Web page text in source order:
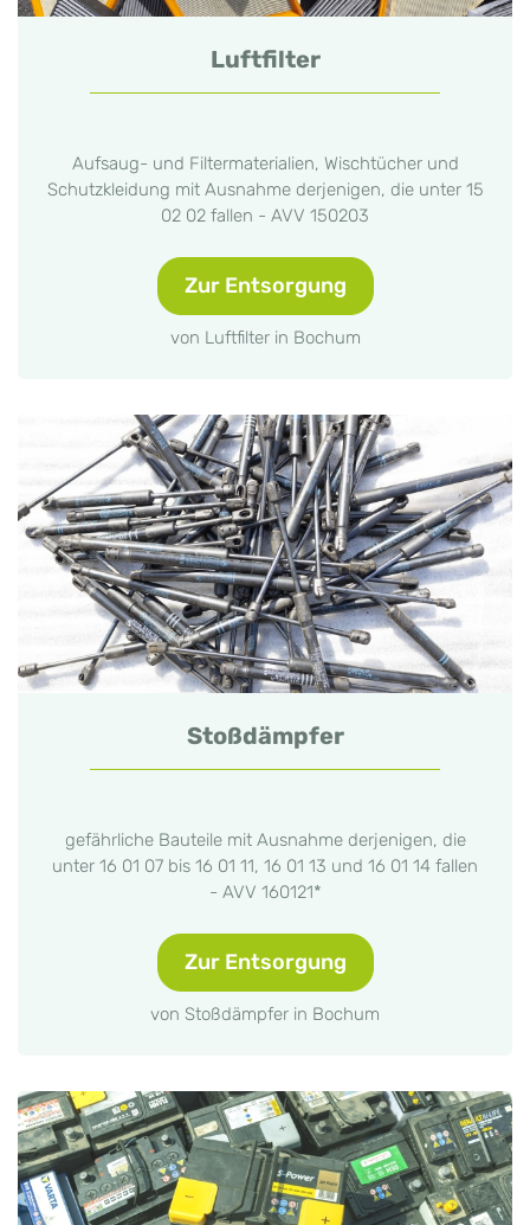
Luftfilter
Aufsaug- und Filtermaterialien, Wischtücher und
Schutzkleidung mit Ausnahme derjenigen, die unter 15
02 02 fallen - AVV 150203
Zur Entsorgung
von Luftfilter in Bochum
Stoßdämpfer
gefährliche Bauteile mit Ausnahme derjenigen, die
unter 16 01 07 bis 16 01 11, 16 01 13 und 16 01 14 fallen
- AVV 160121*
Zur Entsorgung
von Stoßdämpfer in Bochum